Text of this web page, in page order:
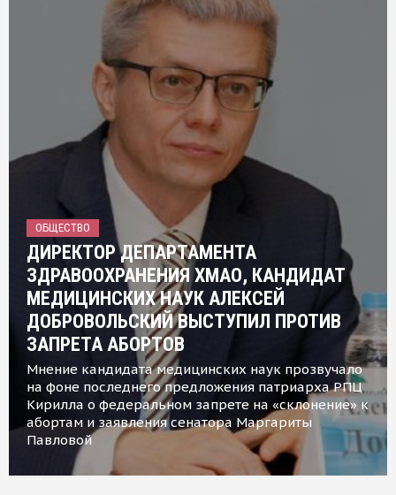
ОБЩЕСТВО
ДИРЕКТОР ДЕПАРТАМЕНТА
ЗДРАВООХРАНЕНИЯ ХМАО, КАНДИДАТ
МЕДИЦИНСКИХ НАУК АЛЕКСЕЙ
ДОБРОВОЛЬСКИЙ ВЫСТУПИЛ ПРОТИВ
ЗАПРЕТА АБОРТОВ
Мнение кандидата медицинских наук прозвучало
на фоне последнего предложения патриарха РПЦ
Кирилла о федеральном запрете на «склонение» к
абортам и заявления сенатора Маргариты
Павловой